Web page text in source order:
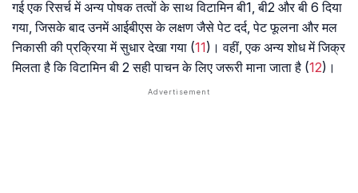
गई एक रिसर्च में अन्य पोषक तत्वों के साथ विटामिन बी1, बी2 और बी 6 दिया
गया, जिसके बाद उनमें आईबीएस के लक्षण जैसे पेट दर्द, पेट फूलना और मल
निकासी की प्रक्रिया में सुधार देखा गया (11)। वहीं, एक अन्य शोध में जिक्र
मिलता है कि विटामिन बी 2 सही पाचन के लिए जरूरी माना जाता है (12)।